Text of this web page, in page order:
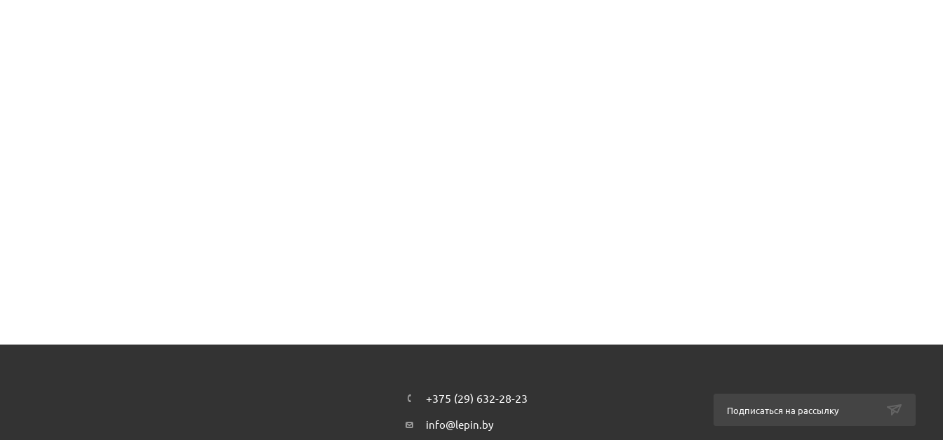
+375 (29) 632-28-23
info@lepin.by
Подписаться на рассылку